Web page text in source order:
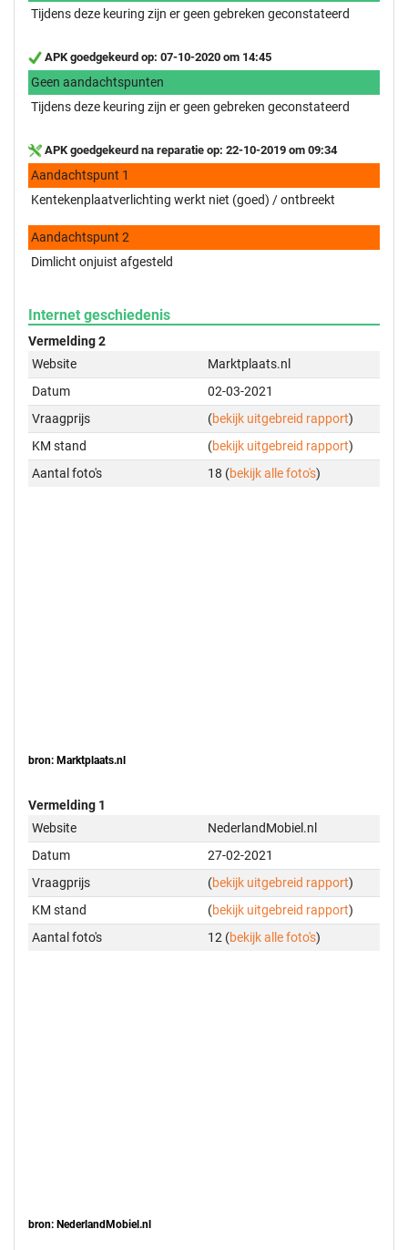
Tijdens deze keuring zijn er geen gebreken geconstateerd
APK goedgekeurd op: 07-10-2020 om 14:45
Geen aandachtspunten
Tijdens deze keuring zijn er geen gebreken geconstateerd
APK goedgekeurd na reparatie op: 22-10-2019 om 09:34
Aandachtspunt 1
Kentekenplaatverlichting werkt niet (goed) / ontbreekt
Aandachtspunt 2
Dimlicht onjuist afgesteld
Internet geschiedenis
Vermelding 2
Website
Marktplaats.nl
Datum
02-03-2021
Vraagprijs
(bekijk uitgebreid rapport)
KM stand
(bekijk uitgebreid rapport)
Aantal foto's
18 (bekijk alle foto's)
bron: Marktplaats.nl
Vermelding 1
Website
NederlandMobiel.nl
Datum
27-02-2021
Vraagprijs
(bekijk uitgebreid rapport)
KM stand
(bekijk uitgebreid rapport)
Aantal foto's
12 (bekijk alle foto's)
bron: NederlandMobiel.nl